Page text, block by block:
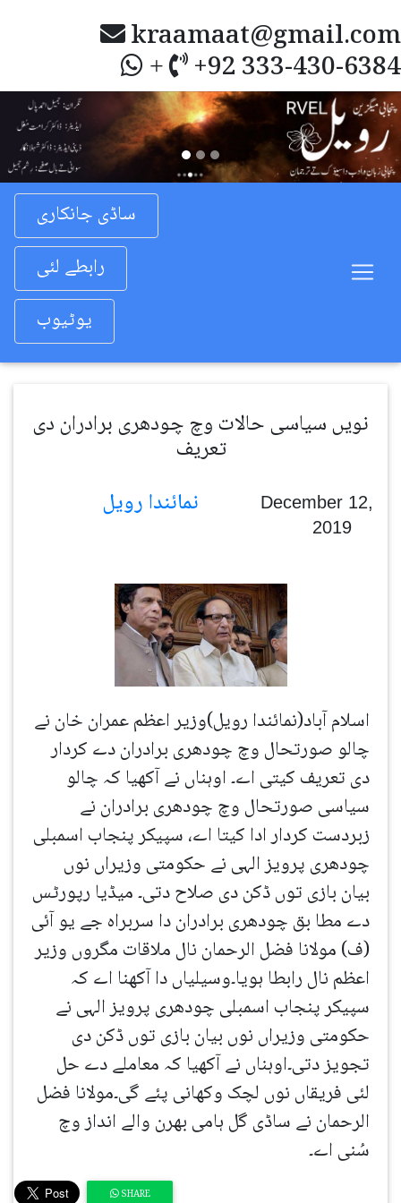
kraamaat@gmail.com
+ +92 333-430-6384
Previous
ساڈی جانکاری
رابطے لئی
یوٹیوب
نویں سیاسی حالات وچ چودھری برادران دی
تعریف
December 12,
2019
اسلام آباد(نمائندا رویل)وزیر اعظم عمران خان نے
چالو صورتحال وچ چودھری برادران دے کردار
دی تعریف کیتی اے۔ اوہناں نے آکھیا کہ چالو
سیاسی صورتحال وچ چودھری برادران نے
زبردست کردار ادا کیتا اے، سپیکر پنجاب اسمبلی
چودھری پرویز الہی نے حکومتی وزیراں نوں
بیان بازی توں ڈکن دی صلاح دتی۔ میڈیا رپورٹس
دے مطا بق چودھری برادران دا سربراہ جے یو آئی
(ف) مولانا فضل الرحمان نال ملاقات مگروں وزیر
اعظم نال رابطا ہویا۔وسیلیاں دا آکھنا اے کہ
سپیکر پنجاب اسمبلی چودھری پرویز الہی نے
حکومتی وزیراں نوں بیان بازی توں ڈکن دی
تجویز دتی۔اوہناں نے آکھیا کہ معاملے دے حل
لئی فریقاں نوں لچک وکھانی پئے گی۔مولانا فضل
الرحمان نے ساڈی گل ہامی بھرن والے انداز وچ
سُنی اے۔
SHARE